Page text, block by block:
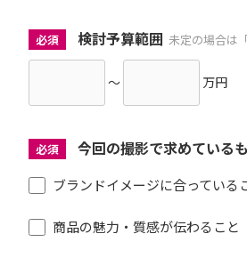
必須 検討予算範囲 未定の場合は
～ 万円
必須 今回の撮影で求めている
ブランドイメージに合っている
商品の魅力・質感が伝わること